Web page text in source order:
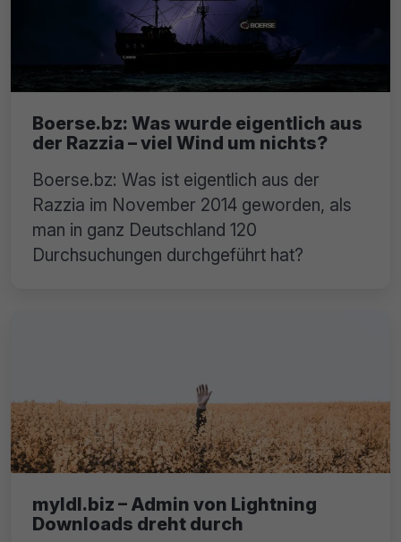
Boerse.bz: Was wurde eigentlich aus
der Razzia – viel Wind um nichts?
Boerse.bz: Was ist eigentlich aus der
Razzia im November 2014 geworden, als
man in ganz Deutschland 120
Durchsuchungen durchgeführt hat?
myldl.biz – Admin von Lightning
Downloads dreht durch